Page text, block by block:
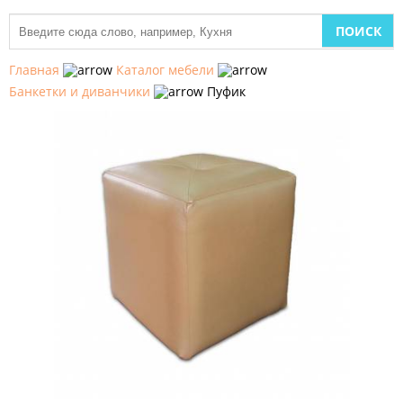
Главная
Каталог мебели
Банкетки и диванчики
Пуфик
МЕБЕЛЬ
КУХНИ